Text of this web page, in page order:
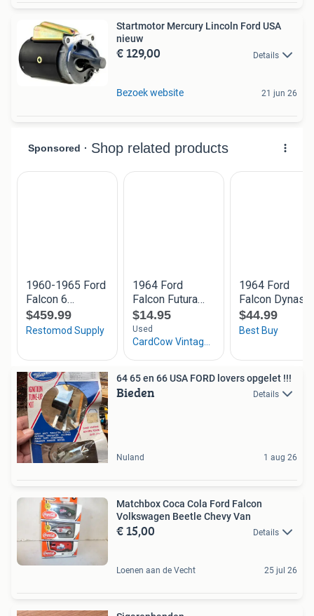
Startmotor Mercury Lincoln Ford USA
nieuw
€ 129,00 Details
Bezoek website 21 jun 26
64 65 en 66 USA FORD lovers opgelet !!!
Bieden Details
Nuland 1 aug 26
Matchbox Coca Cola Ford Falcon
Volkswagen Beetle Chevy Van
€ 15,00 Details
Loenen aan de Vecht 25 jul 26